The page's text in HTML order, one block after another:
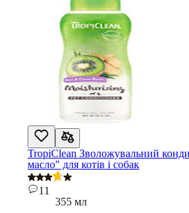
TropiClean Зволожувальний
масло" для котів і собак
11
355 мл